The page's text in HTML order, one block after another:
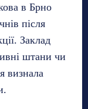
в Брно
після
Заклад
штани чи
визнала